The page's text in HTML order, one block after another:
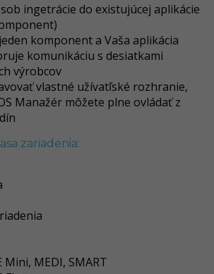
ingetrácie do existujúcej aplikácie
komponent a Vaša aplikácia
komunikáciu s desiatkami
výrobcov
vlastné užívatľské rozhranie,
Manažér môžete plne ovládať z
zariadenia:
Mini, MEDI, SMART